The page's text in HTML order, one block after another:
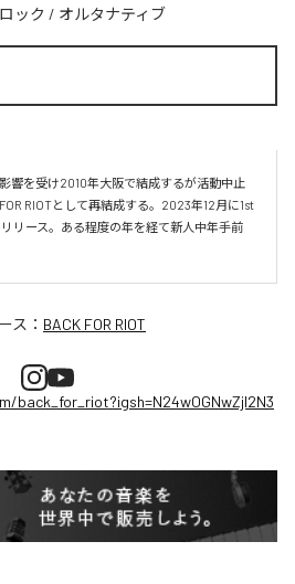
ロック / オルタナティブ
響を受け2010年大阪で結成するが活動中止
RIOTとして再結成する。2023年12月に1st
リリース。ある程度の年を経て新人中年手前
ス： BACK FOR RIOT
back_for_riot?igsh=N24wOGNwZjI2N3